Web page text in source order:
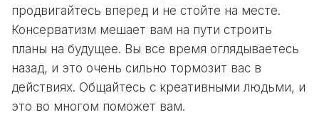
продвигайтесь вперед и не стойте на месте.
Консерватизм мешает вам на пути строить
планы на будущее. Вы все время оглядываетесь
назад, и это очень сильно тормозит вас в
действиях. Общайтесь с креативными людьми, и
это во многом поможет вам.